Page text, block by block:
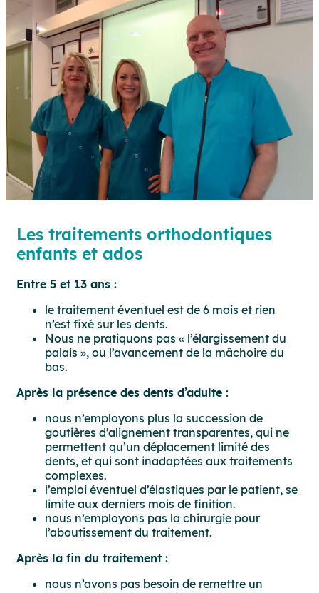
Les traitements orthodontiques
enfants et ados
Entre 5 et 13 ans :
le traitement éventuel est de 6 mois et rien
n’est fixé sur les dents.
Nous ne pratiquons pas « l’élargissement du
palais », ou l’avancement de la mâchoire du
bas.
Après la présence des dents d’adulte :
nous n’employons plus la succession de
goutières d’alignement transparentes, qui ne
permettent qu’un déplacement limité des
dents, et qui sont inadaptées aux traitements
complexes.
l’emploi éventuel d’élastiques par le patient, se
limite aux derniers mois de finition.
nous n’employons pas la chirurgie pour
l’aboutissement du traitement.
Après la fin du traitement :
nous n’avons pas besoin de remettre un